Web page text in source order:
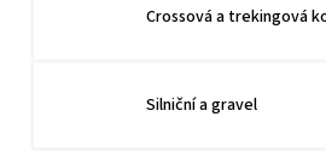
Crossová a trekingová
Silniční a gravel